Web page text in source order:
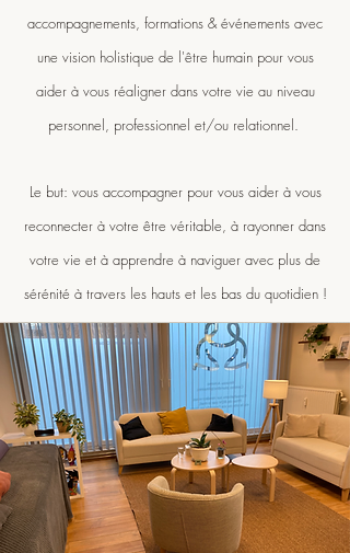
accompagnements, formations & événements avec
une vision holistique de l'être humain pour vous
aider à vous réaligner dans votre vie au niveau
personnel, professionnel et/ou relationnel.
Le but: vous accompagner pour vous aider à vous
reconnecter à votre être véritable, à rayonner dans
votre vie et à apprendre à naviguer avec plus de
sérénité à travers les hauts et les bas du quotidien !